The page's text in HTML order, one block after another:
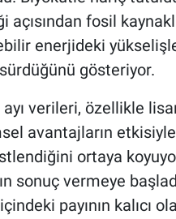
açısından fosil
enerjideki
gösteriyor.
verileri, özellikle
avantajların
ortaya
sonuç vermeye
payının kalıcı